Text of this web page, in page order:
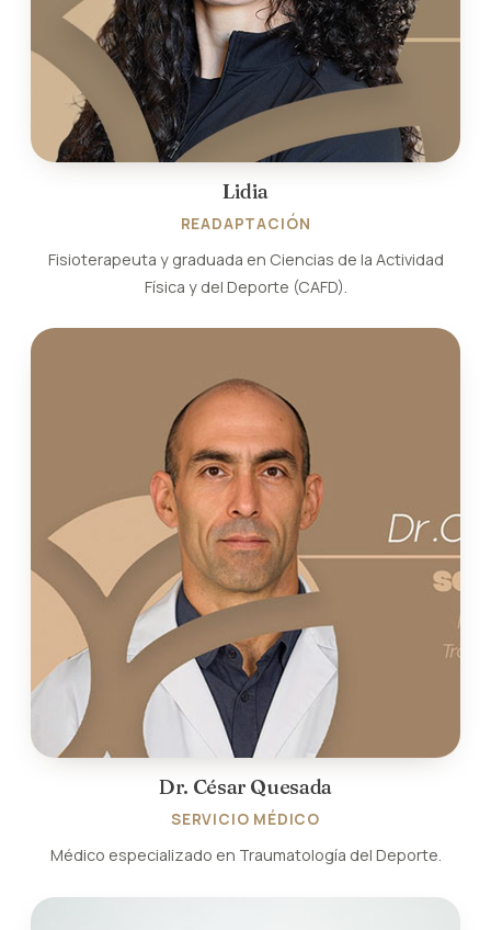
Lidia
READAPTACIÓN
Fisioterapeuta y graduada en Ciencias de la Actividad
Física y del Deporte (CAFD).
Dr. César Quesada
SERVICIO MÉDICO
Médico especializado en Traumatología del Deporte.